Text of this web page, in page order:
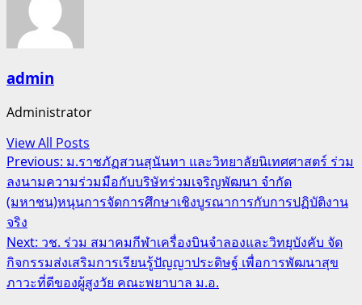
admin
Administrator
View All Posts
Post
navigation
Previous: ม.ราชภัฏสวนสุนันทา และวิทยาลัยนิเทศศาสตร์ ร่วม
ลงนามความร่วมมือกับบริษัทร่วมเจริญพัฒนา จำกัด
(มหาชน)หนุนการจัดการศึกษาเชิงบูรณาการกับการปฏิบัติงาน
จริง
Next: วช. ร่วม สมาคมกีฬาเครื่องบินจำลองและวิทยุบังคับ จัด
กิจกรรมส่งเสริมการเรียนรู้ปัญญาประดิษฐ์ เพื่อการพัฒนาสุข
ภาวะที่ดีของผู้สูงวัย คณะพยาบาล ม.อ.